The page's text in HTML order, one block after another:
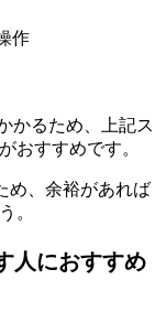
作
かるため、上記ス
おすすめです。
め、余裕があれば
。
人におすすめ